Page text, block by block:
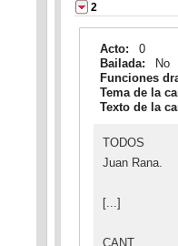
2
Acto:
0
Bailada:
No
Funciones
Tema de la
Texto de la
TODOS
Juan Rana.
[...]
CANT.